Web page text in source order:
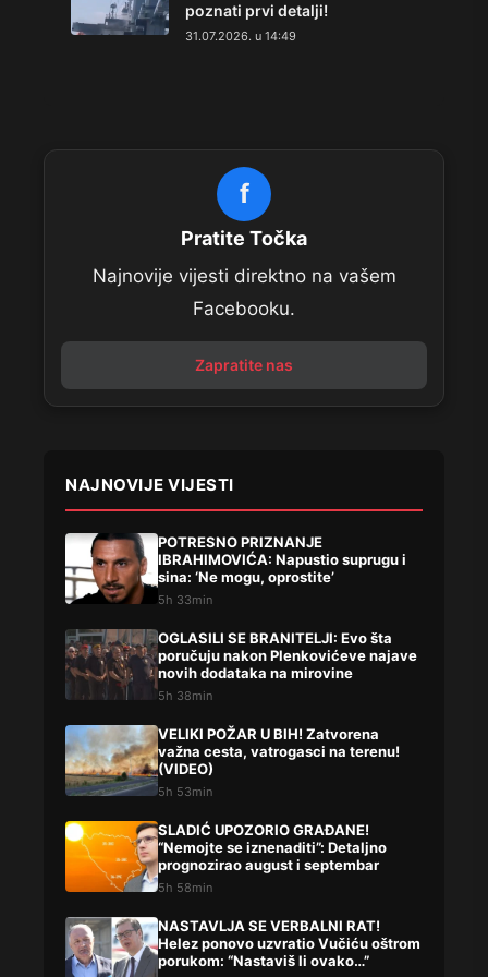
poznati prvi detalji!
31.07.2026. u 14:49
f
Pratite Točka
Najnovije vijesti direktno na vašem
Facebooku.
Zapratite nas
NAJNOVIJE VIJESTI
POTRESNO PRIZNANJE
IBRAHIMOVIĆA: Napustio suprugu i
sina: ‘Ne mogu, oprostite’
5h 33min
OGLASILI SE BRANITELJI: Evo šta
poručuju nakon Plenkovićeve najave
novih dodataka na mirovine
5h 38min
VELIKI POŽAR U BIH! Zatvorena
važna cesta, vatrogasci na terenu!
(VIDEO)
5h 53min
SLADIĆ UPOZORIO GRAĐANE!
“Nemojte se iznenaditi”: Detaljno
prognozirao august i septembar
5h 58min
NASTAVLJA SE VERBALNI RAT!
Helez ponovo uzvratio Vučiću oštrom
porukom: “Nastaviš li ovako…”